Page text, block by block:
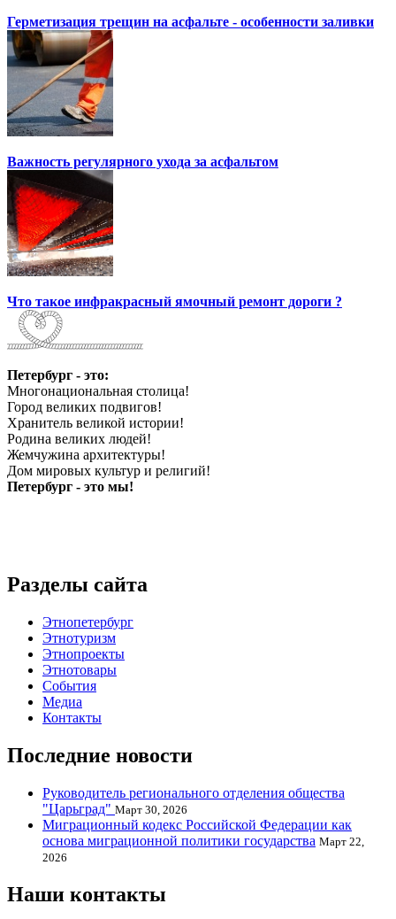
Герметизация трещин на асфальте - особенности заливки
Важность регулярного ухода за асфальтом
Что такое инфракрасный ямочный ремонт дороги ?
Петербург - это:
Многонациональная столица!
Город великих подвигов!
Хранитель великой истории!
Родина великих людей!
Жемчужина архитектуры!
Дом мировых культур и религий!
Петербург - это мы!
Разделы сайта
Этнопетербург
Этнотуризм
Этнопроекты
Этнотовары
События
Медиа
Контакты
Последние новости
Руководитель регионального отделения общества
"Царьград" Март 30, 2026
Миграционный кодекс Российской Федерации как
основа миграционной политики государства Март 22,
2026
Наши контакты